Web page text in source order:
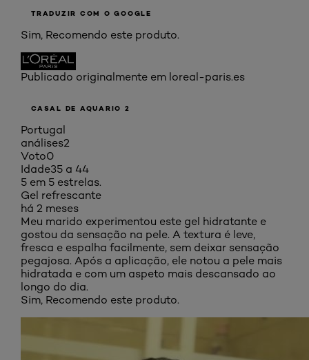
TRADUZIR COM O GOOGLE
Sim, Recomendo este produto.
Publicado originalmente em loreal-paris.es
CASAL DE AQUARIO 2
Portugal
análises2
Voto0
Idade35 a 44
5 em 5 estrelas.
Gel refrescante
há 2 meses
Meu marido experimentou este gel hidratante e
gostou da sensação na pele. A textura é leve,
fresca e espalha facilmente, sem deixar sensação
pegajosa. Após a aplicação, ele notou a pele mais
hidratada e com um aspeto mais descansado ao
longo do dia.
Sim, Recomendo este produto.